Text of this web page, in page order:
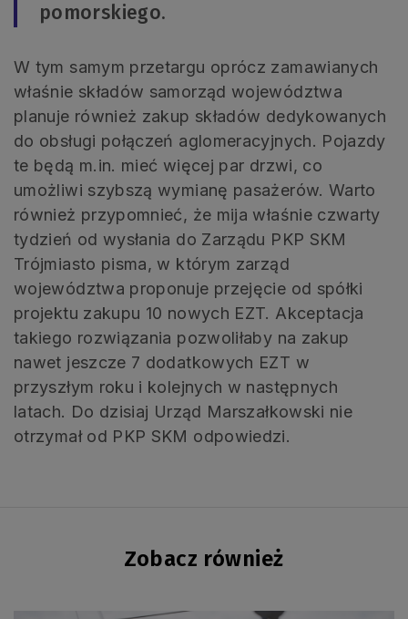
pomorskiego.
W tym samym przetargu oprócz zamawianych
właśnie składów samorząd województwa
planuje również zakup składów dedykowanych
do obsługi połączeń aglomeracyjnych. Pojazdy
te będą m.in. mieć więcej par drzwi, co
umożliwi szybszą wymianę pasażerów. Warto
również przypomnieć, że mija właśnie czwarty
tydzień od wysłania do Zarządu PKP SKM
Trójmiasto pisma, w którym zarząd
województwa proponuje przejęcie od spółki
projektu zakupu 10 nowych EZT. Akceptacja
takiego rozwiązania pozwoliłaby na zakup
nawet jeszcze 7 dodatkowych EZT w
przyszłym roku i kolejnych w następnych
latach. Do dzisiaj Urząd Marszałkowski nie
otrzymał od PKP SKM odpowiedzi.
Zobacz również